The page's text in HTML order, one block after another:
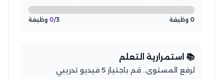
0 وظيفة 0/3 وظيفة
📚 استمرارية التعلم
لرفع المستوى.. قم باجتياز 5 فيديو تدريبي